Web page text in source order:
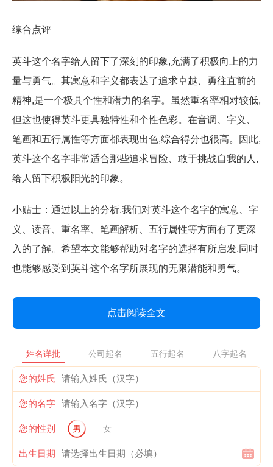
综合点评
英斗这个名字给人留下了深刻的印象,充满了积极向上的力
量与勇气。其寓意和字义都表达了追求卓越、勇往直前的
精神,是一个极具个性和潜力的名字。虽然重名率相对较低,
但这也使得英斗更具独特性和个性色彩。在音调、字义、
笔画和五行属性等方面都表现出色,综合得分也很高。因此,
英斗这个名字非常适合那些追求冒险、敢于挑战自我的人,
给人留下积极阳光的印象。
小贴士：通过以上的分析,我们对英斗这个名字的寓意、字
义、读音、重名率、笔画解析、五行属性等方面有了更深
入的了解。希望本文能够帮助对名字的选择有所启发,同时
也能够感受到英斗这个名字所展现的无限潜能和勇气。
点击阅读全文
姓名详批 公司起名 五行起名 八字起名
您的姓氏
您的名字
您的性别 男 女
出生日期